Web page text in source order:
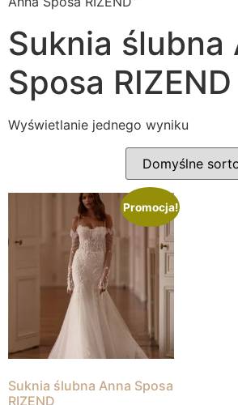
Suknia ślubna
Sposa RIZEND
Wyświetlanie jednego wyniku
Promocja!
Suknia ślubna Anna Sposa
RIZEND